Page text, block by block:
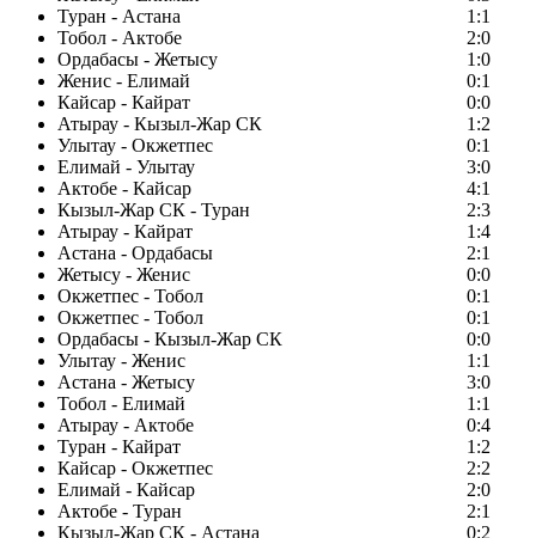
Туран - Астана
1:1
Тобол - Актобе
2:0
Ордабасы - Жетысу
1:0
Женис - Елимай
0:1
Кайсар - Кайрат
0:0
Атырау - Кызыл-Жар СК
1:2
Улытау - Окжетпес
0:1
Елимай - Улытау
3:0
Актобе - Кайсар
4:1
Кызыл-Жар СК - Туран
2:3
Атырау - Кайрат
1:4
Астана - Ордабасы
2:1
Жетысу - Женис
0:0
Окжетпес - Тобол
0:1
Окжетпес - Тобол
0:1
Ордабасы - Кызыл-Жар СК
0:0
Улытау - Женис
1:1
Астана - Жетысу
3:0
Тобол - Елимай
1:1
Атырау - Актобе
0:4
Туран - Кайрат
1:2
Кайсар - Окжетпес
2:2
Елимай - Кайсар
2:0
Актобе - Туран
2:1
Кызыл-Жар СК - Астана
0:2